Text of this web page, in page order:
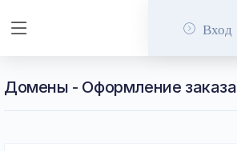
Вход
Домены - Оформление заказа